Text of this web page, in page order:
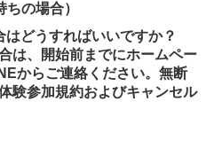
の場合）
どうすればいいですか？
は、開始前までにホームペー
からご連絡ください。無断
験参加規約およびキャンセル